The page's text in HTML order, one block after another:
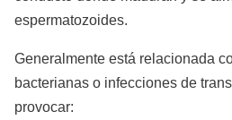
espermatozoides.
Generalmente está relacionada
bacterianas o infecciones de
provocar: